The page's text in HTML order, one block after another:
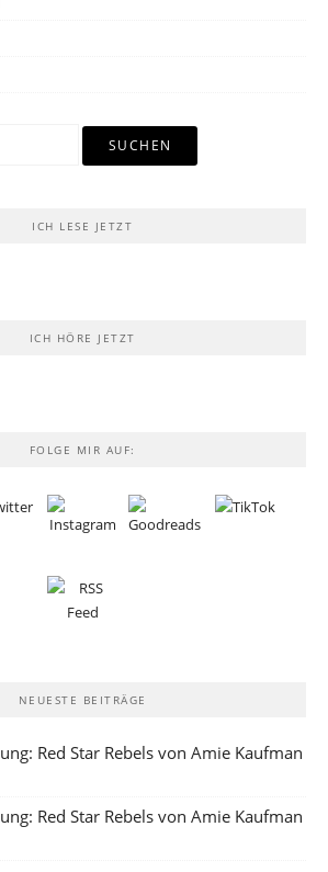
ICH LESE JETZT
ICH HÖRE JETZT
FOLGE MIR AUF:
NEUESTE BEITRÄGE
Red Star Rebels von Amie Kaufman
Red Star Rebels von Amie Kaufman